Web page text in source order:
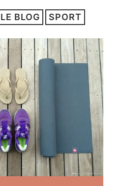
kinoa
YOGA
le quiz
LE BLOG SPORT